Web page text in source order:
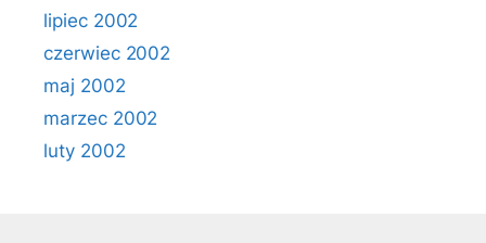
lipiec 2002
czerwiec 2002
maj 2002
marzec 2002
luty 2002